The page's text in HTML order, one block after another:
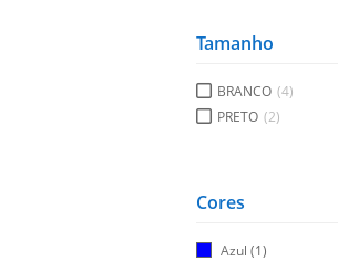
Tamanho
BRANCO (4)
PRETO (2)
Cores
Azul (1)